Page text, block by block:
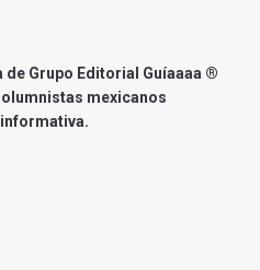
Grupo Editorial Guíaaaa ®
mexicanos